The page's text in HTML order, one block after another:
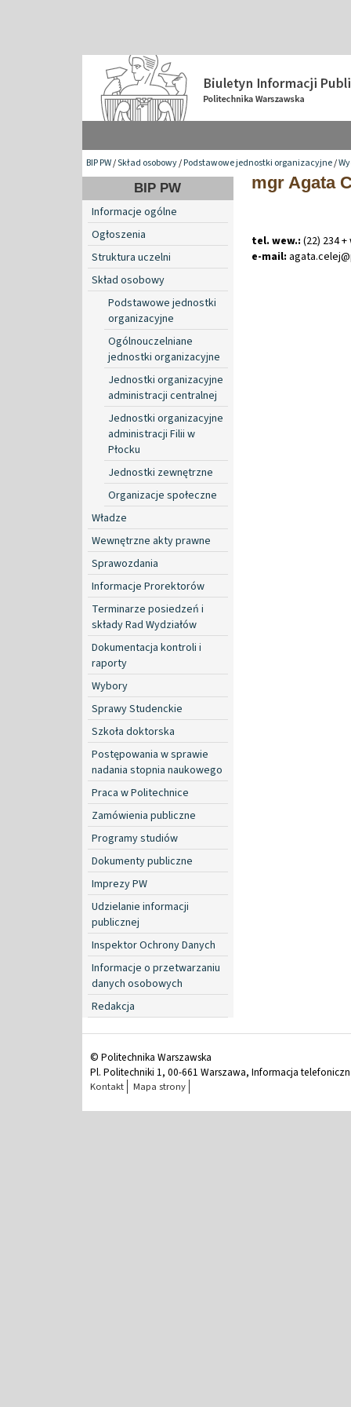
BIP PW/Skład osobowy/Podstawowe jednostki organizacyjne/
BIP PW
Informacje ogólne
Ogłoszenia
Struktura uczelni
Skład osobowy
Podstawowe jednostki
organizacyjne
Ogólnouczelniane
jednostki organizacyjne
Jednostki organizacyjne
administracji centralnej
Jednostki organizacyjne
administracji Filii w
Płocku
Jednostki zewnętrzne
Organizacje społeczne
Władze
Wewnętrzne akty prawne
Sprawozdania
Informacje Prorektorów
Terminarze posiedzeń i
składy Rad Wydziałów
Dokumentacja kontroli i
raporty
Wybory
Sprawy Studenckie
Szkoła doktorska
Postępowania w sprawie
nadania stopnia naukowego
Praca w Politechnice
Zamówienia publiczne
Programy studiów
Dokumenty publiczne
Imprezy PW
Udzielanie informacji
publicznej
Inspektor Ochrony Danych
Informacje o przetwarzaniu
danych osobowych
Redakcja
mgr Agata
tel. wew.: (22) 234
e-mail: agata.
© Politechnika Warszawska
Pl. Politechniki 1, 00-661 Warszawa, Informacja
Kontakt Mapa strony